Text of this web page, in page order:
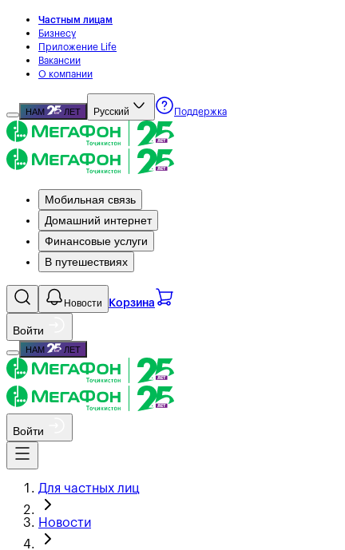
Частным лицам
Бизнесу
Приложение Life
Вакансии
О компании
НАМ ЛЕТ Русский Поддержка
Мобильная связь
Домашний интернет
Финансовые услуги
В путешествиях
Новости Корзина
Войти
НАМ ЛЕТ
Войти
Для частных лиц
Новости